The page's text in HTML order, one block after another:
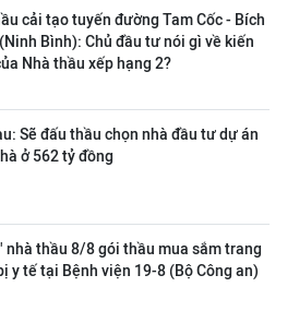
cải tạo tuyến đường Tam Cốc - Bích
Bình): Chủ đầu tư nói gì về kiến
Nhà thầu xếp hạng 2?
Sẽ đấu thầu chọn nhà đầu tư dự án
ở 562 tỷ đồng
nhà thầu 8/8 gói thầu mua sắm trang
y tế tại Bệnh viện 19-8 (Bộ Công an)